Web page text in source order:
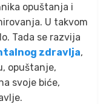
opuštanja i
U takvom
Tada se razvija
zdravlja,
opuštanje,
svoje biće,